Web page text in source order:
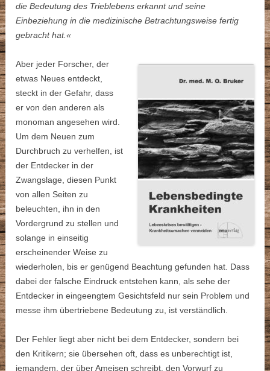
die Bedeutung des Trieblebens erkannt und seine
Einbeziehung in die medizinische Betrachtungsweise fertig
gebracht hat.«
Aber jeder Forscher, der
etwas Neues entdeckt,
steckt in der Gefahr, dass
er von den anderen als
monoman angesehen wird.
Um dem Neuen zum
Durchbruch zu verhelfen, ist
der Entdecker in der
Zwangslage, diesen Punkt
von allen Seiten zu
beleuchten, ihn in den
Vordergrund zu stellen und
solange in einseitig
erscheinender Weise zu
wiederholen, bis er genügend Beachtung gefunden hat. Dass
dabei der falsche Eindruck entstehen kann, als sehe der
Entdecker in eingeengtem Gesichtsfeld nur sein Problem und
messe ihm übertriebene Bedeutung zu, ist verständlich.
Der Fehler liegt aber nicht bei dem Entdecker, sondern bei
den Kritikern; sie übersehen oft, dass es unberechtigt ist,
jemandem, der über Ameisen schreibt, den Vorwurf zu